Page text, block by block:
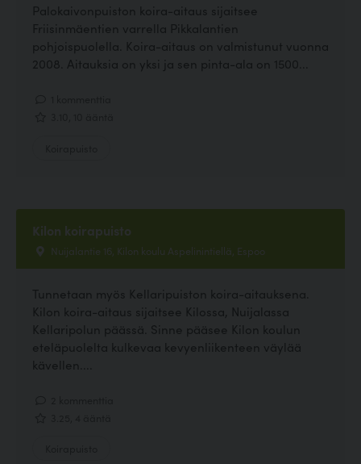
Palokaivonpuiston koira-aitaus sijaitsee
Friisinmäentien varrella Pikkalantien
pohjoispuolella. Koira-aitaus on valmistunut vuonna
2008. Aitauksia on yksi ja sen pinta-ala on 1500...
Kilon koirapuisto
Nuijalantie 16, Kilon koulu Aspelinintiellä, Espoo
Tunnetaan myös Kellaripuiston koira-aitauksena.
Kilon koira-aitaus sijaitsee Kilossa, Nuijalassa
Kellaripolun päässä. Sinne pääsee Kilon koulun
eteläpuolelta kulkevaa kevyenliikenteen väylää
kävellen....